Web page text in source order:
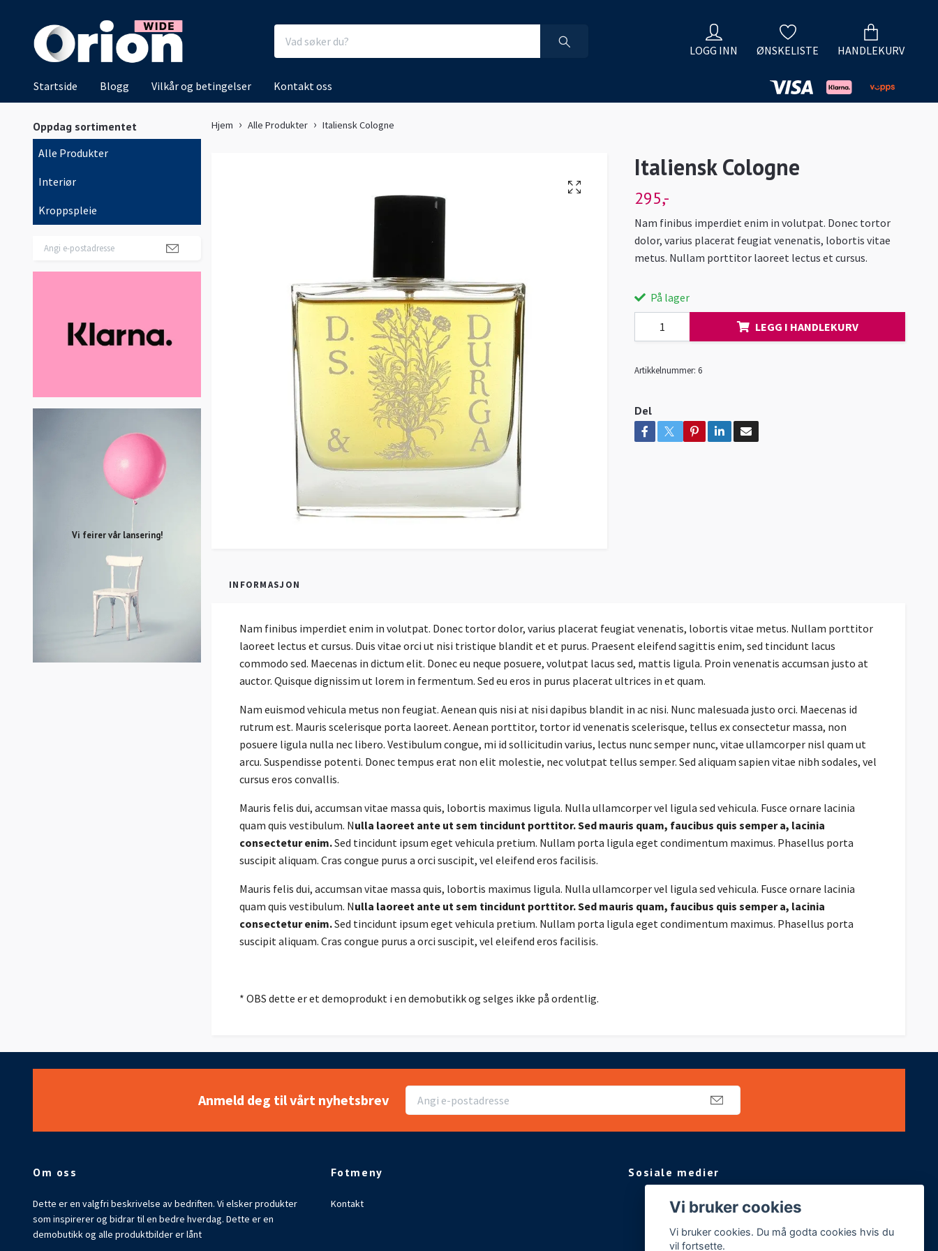
LOGG INN ØNSKELISTE HANDLEKURV
Startside Blogg Vilkår og betingelser Kontakt oss
Oppdag sortimentet
Alle Produkter
Interiør
Kroppspleie
Vi feirer vår lansering!
Hjem Alle Produkter Italiensk Cologne
Italiensk Cologne
295,-
Nam finibus imperdiet enim in volutpat. Donec tortor
dolor, varius placerat feugiat venenatis, lobortis vitae
metus. Nullam porttitor laoreet lectus et cursus.
På lager
LEGG I HANDLEKURV
Artikkelnummer: 6
Del
INFORMASJON
Nam finibus imperdiet enim in volutpat. Donec tortor dolor, varius placerat feugiat venenatis, lobortis vitae metus. Nullam porttitor
laoreet lectus et cursus. Duis vitae orci ut nisi tristique blandit et et purus. Praesent eleifend sagittis enim, sed tincidunt lacus
commodo sed. Maecenas in dictum elit. Donec eu neque posuere, volutpat lacus sed, mattis ligula. Proin venenatis accumsan justo at
auctor. Quisque dignissim ut lorem in fermentum. Sed eu eros in purus placerat ultrices in et quam.
Nam euismod vehicula metus non feugiat. Aenean quis nisi at nisi dapibus blandit in ac nisi. Nunc malesuada justo orci. Maecenas id
rutrum est. Mauris scelerisque porta laoreet. Aenean porttitor, tortor id venenatis scelerisque, tellus ex consectetur massa, non
posuere ligula nulla nec libero. Vestibulum congue, mi id sollicitudin varius, lectus nunc semper nunc, vitae ullamcorper nisl quam ut
arcu. Suspendisse potenti. Donec tempus erat non elit molestie, nec volutpat tellus semper. Sed aliquam sapien vitae nibh sodales, vel
cursus eros convallis.
Mauris felis dui, accumsan vitae massa quis, lobortis maximus ligula. Nulla ullamcorper vel ligula sed vehicula. Fusce ornare lacinia
quam quis vestibulum. Nulla laoreet ante ut sem tincidunt porttitor. Sed mauris quam, faucibus quis semper a, lacinia
consectetur enim.Sed tincidunt ipsum eget vehicula pretium. Nullam porta ligula eget condimentum maximus. Phasellus porta
suscipit aliquam. Cras congue purus a orci suscipit, vel eleifend eros facilisis.
Mauris felis dui, accumsan vitae massa quis, lobortis maximus ligula. Nulla ullamcorper vel ligula sed vehicula. Fusce ornare lacinia
quam quis vestibulum. Nulla laoreet ante ut sem tincidunt porttitor. Sed mauris quam, faucibus quis semper a, lacinia
consectetur enim.Sed tincidunt ipsum eget vehicula pretium. Nullam porta ligula eget condimentum maximus. Phasellus porta
suscipit aliquam. Cras congue purus a orci suscipit, vel eleifend eros facilisis.
* OBS dette er et demoprodukt i en demobutikk og selges ikke på ordentlig.
Anmeld deg til vårt nyhetsbrev
Om oss
Dette er en valgfri beskrivelse av bedriften. Vi elsker produkter
som inspirerer og bidrar til en bedre hverdag. Dette er en
demobutikk og alle produktbilder er lånt
Fotmeny
Kontakt
Sosiale medier
Vi bruker cookies
Vi bruker cookies. Du må godta cookies hvis du
vil fortsette.